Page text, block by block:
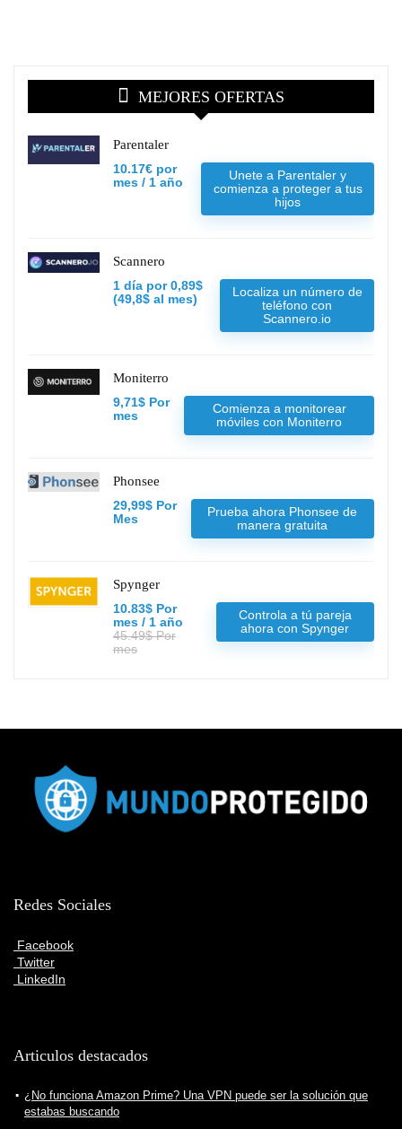
MEJORES OFERTAS
Parentaler
10.17€ por
mes / 1 año
Unete a Parentaler y
comienza a proteger a tus
hijos
Scannero
1 día por 0,89$
(49,8$ al mes)
Localiza un número de
teléfono con
Scannero.io
Moniterro
9,71$ Por
mes
Comienza a monitorear
móviles con Moniterro
Phonsee
29,99$ Por
Mes
Prueba ahora Phonsee de
manera gratuita
Spynger
10.83$ Por
mes / 1 año
45.49$ Por
mes
Controla a tú pareja
ahora con Spynger
Redes Sociales
Facebook
Twitter
LinkedIn
Articulos destacados
¿No funciona Amazon Prime? Una VPN puede ser la solución que
estabas buscando